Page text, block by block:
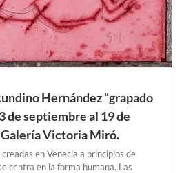
Hernández “grapado
de septiembre al 19 de
Victoria Miró.
en Venecia a principios de
centra en la forma humana. Las